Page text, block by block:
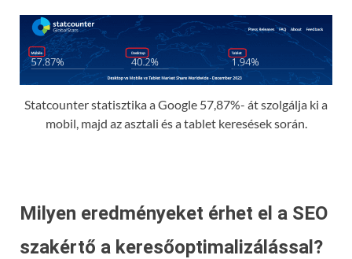
Statcounter statisztika a Google 57,87%- át szolgálja ki a
mobil, majd az asztali és a tablet keresések során.
Milyen eredményeket érhet el a SEO
szakértő a keresőoptimalizálással?